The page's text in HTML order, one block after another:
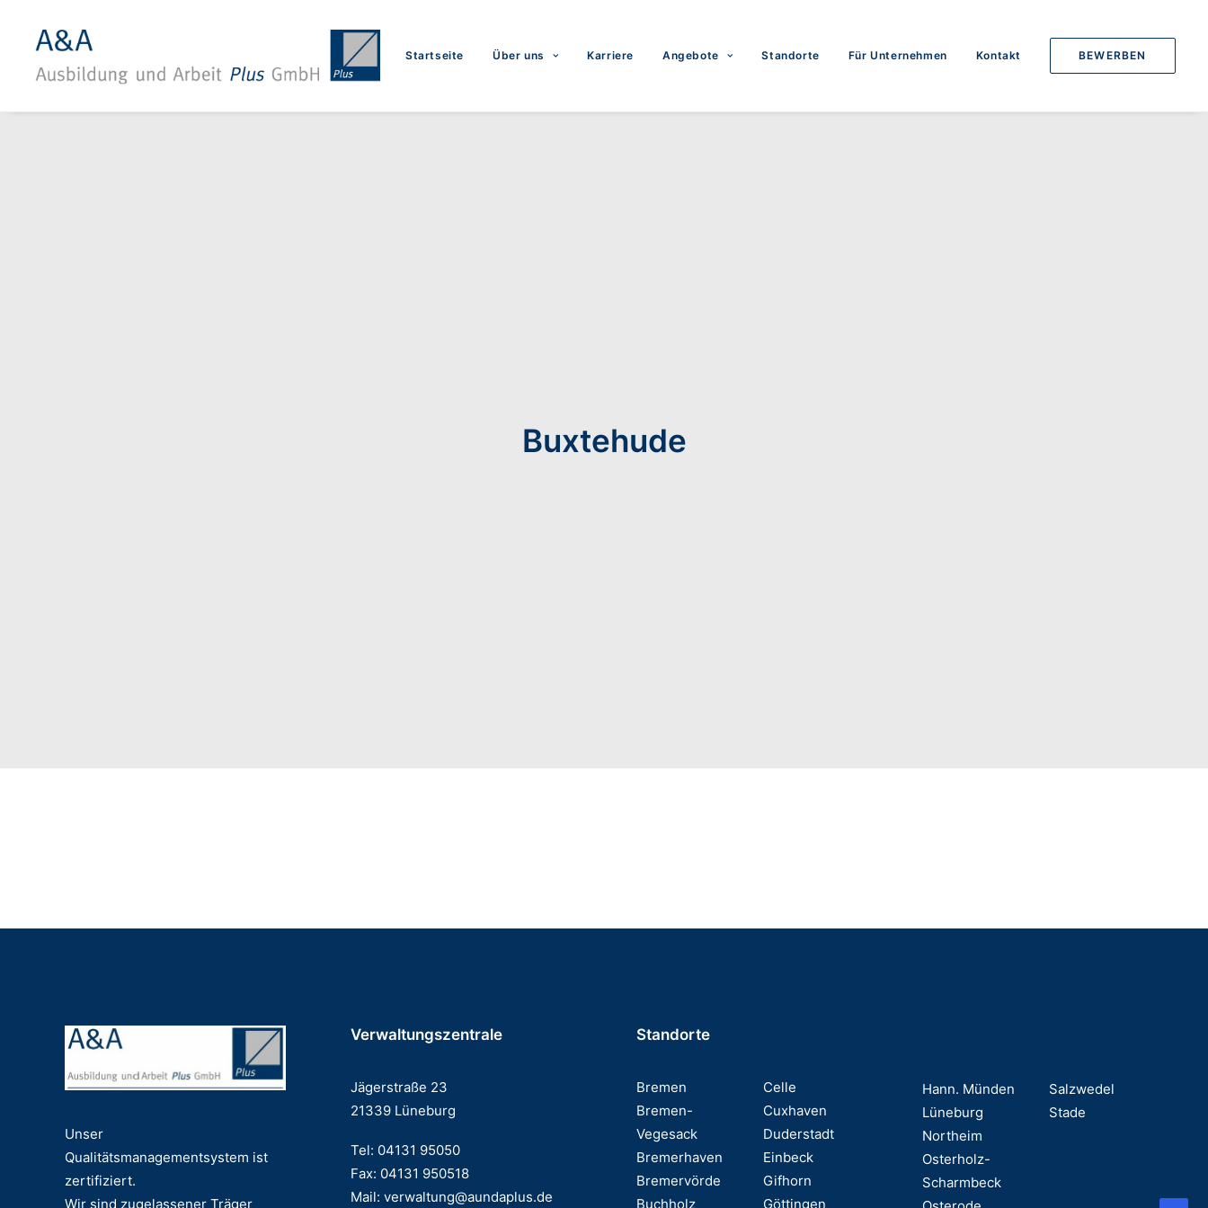
Startseite Über uns Karriere Angebote Standorte Für Unternehmen Kontakt BEWERBEN
Buxtehude
Unser
Qualitätsmanagementsystem ist
zertifiziert.
Wir sind zugelassener Träger
Verwaltungszentrale
Jägerstraße 23
21339 Lüneburg
Tel: 04131 95050
Fax: 04131 950518
Mail: verwaltung@aundaplus.de
Standorte
Bremen
Bremen-
Vegesack
Bremerhaven
Bremervörde
Buchholz
Celle
Cuxhaven
Duderstadt
Einbeck
Gifhorn
Göttingen
Hann. Münden
Lüneburg
Northeim
Osterholz-
Scharmbeck
Salzwedel
Stade